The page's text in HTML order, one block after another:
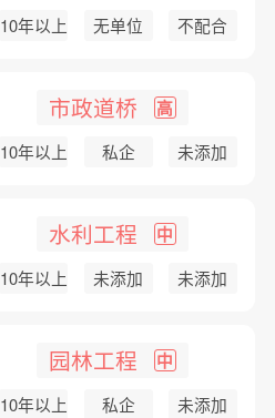
10年以上 无单位 不配合
市政道桥 高
10年以上 私企 未添加
水利工程 中
10年以上 未添加 未添加
园林工程 中
10年以上 私企 未添加